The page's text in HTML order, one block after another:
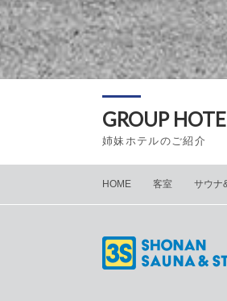
GROUP
姉妹ホテルのご紹介
HOME 客室 サウナ